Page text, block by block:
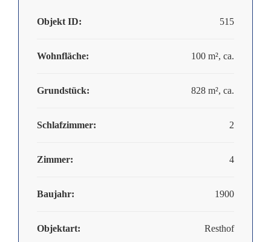
Objekt ID: 515
Wohnfläche: 100 m², ca.
Grundstück: 828 m², ca.
Schlafzimmer: 2
Zimmer: 4
Baujahr: 1900
Objektart: Resthof